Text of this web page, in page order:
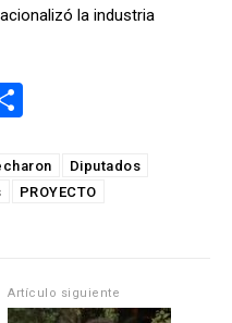
la industria
m
p
Diputados
PROYECTO
Artículo siguiente